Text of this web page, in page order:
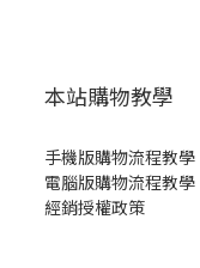
本站購物教學
手機版購物流程教學
電腦版購物流程教學
經銷授權政策